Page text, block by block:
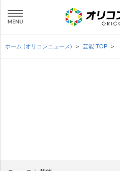
ホーム (オリコンニュース) 芸能 TOP